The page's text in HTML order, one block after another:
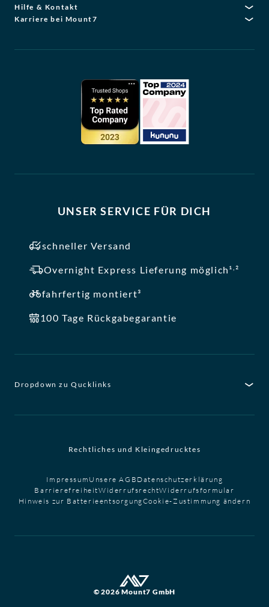
Hilfe & Kontakt
Karriere bei Mount7
UNSER SERVICE FÜR DICH
schneller Versand
Overnight Express Lieferung möglich¹ ,²
fahrfertig montiert³
100 Tage Rückgabegarantie
Dropdown zu Qucklinks
Rechtliches und Kleingedrucktes
Impressum Unsere AGB Datenschutzerklärung
BarrierefreiheitWiderrufsrechtWiderrufsformular
Hinweis zur BatterieentsorgungCookie-Zustimmung ändern
© 2026 Mount7 GmbH